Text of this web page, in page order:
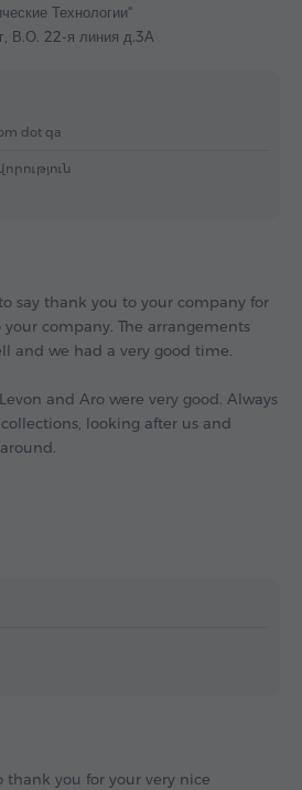
Технологии"
В.О. 22-я линия д.3А
dot qa
say thank you to your company for
company. The arrangements
and we had a very good time.
and Aro were very good. Always
looking after us and
thank you for your very nice